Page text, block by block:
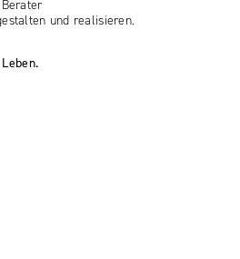
und realisieren.